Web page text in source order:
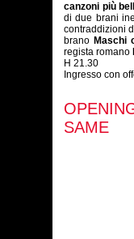
canzoni più
di due brani
contraddizioni
brano Maschi
regista romano
H 21.30
Ingresso con
SAME